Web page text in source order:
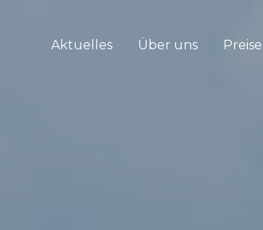
Aktuelles Über uns Preise